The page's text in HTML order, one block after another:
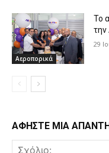
Αεροπορικά
Το
την
29
ΑΦΗΣΤΕ ΜΙΑ